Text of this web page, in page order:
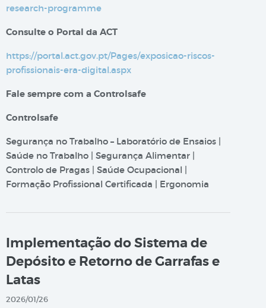
research-programme
Consulte o Portal da ACT
https://portal.act.gov.pt/Pages/exposicao-riscos-
profissionais-era-digital.aspx
Fale sempre com a Controlsafe
Controlsafe
Segurança no Trabalho – Laboratório de Ensaios |
Saúde no Trabalho | Segurança Alimentar |
Controlo de Pragas | Saúde Ocupacional |
Formação Profissional Certificada | Ergonomia
Implementação do Sistema de
Depósito e Retorno de Garrafas e
Latas
2026/01/26